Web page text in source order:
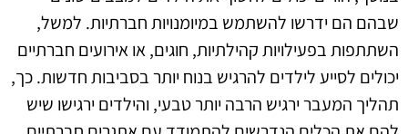
שבהם הם ידרשו להשתמש במיומנויות חברתיות. למשל,
השתתפות בפעילויות קהילתיות, חוגים, או אירועים חברתיים
יכולים לסייע לילדים להרגיש בנוח יותר בסביבות חדשות. כך,
תהליך המעבר ירגיש הרבה יותר טבעי, והילדים ירגישו שיש